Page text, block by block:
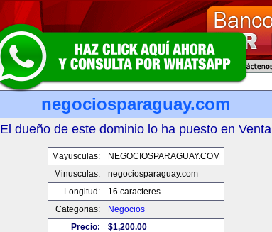
negociosparaguay.com
El dueño de este dominio lo ha puesto en Venta
Mayusculas:
NEGOCIOSPARAGUAY.COM
Minusculas:
negociosparaguay.com
Longitud:
16 caracteres
Categorias:
Negocios
Precio:
$1,200.00